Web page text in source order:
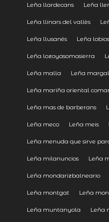
Leña llardecans Leña
Leña llinars del vallès
Leña llusanés Leña lobios
Leña lozoyasomosierra
Leña malla Leña
Leña mariña oriental
Leña mas de barberans
Leña meco Leña meis
Leña menuda que sirve
Leña milanuncios Leña
Leña mondarizbalneario
Leña montgat Leña
Leña muntanyola Leña